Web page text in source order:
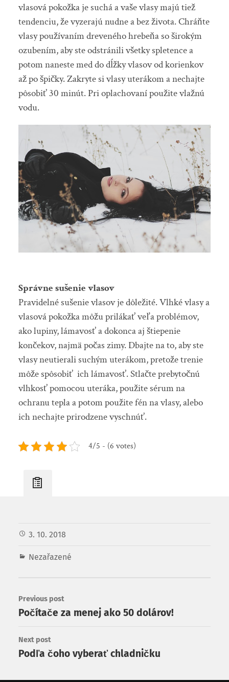
vlasová pokožka je suchá a vaše vlasy majú tiež
tendenciu, že vyzerajú nudne a bez života. Chráňte
vlasy používaním dreveného hrebeňa so širokým
ozubením, aby ste odstránili všetky spletence a
potom naneste med do dĺžky vlasov od korienkov
až po špičky. Zakryte si vlasy uterákom a nechajte
pôsobiť 30 minút. Pri oplachovaní použite vlažnú
vodu.
Správne sušenie vlasov
Pravidelné sušenie vlasov je dôležité. Vlhké vlasy a
vlasová pokožka môžu prilákať veľa problémov,
ako lupiny, lámavosť a dokonca aj štiepenie
končekov, najmä počas zimy. Dbajte na to, aby ste
vlasy neutierali suchým uterákom, pretože trenie
môže spôsobiť ich lámavosť. Stlačte prebytočnú
vlhkosť pomocou uteráka, použite sérum na
ochranu tepla a potom použite fén na vlasy, alebo
ich nechajte prirodzene vyschnúť.
4/5 - (6 votes)
3. 10. 2018
Nezařazené
Previous post
Počítače za menej ako 50 dolárov!
Next post
Podľa čoho vyberať chladničku